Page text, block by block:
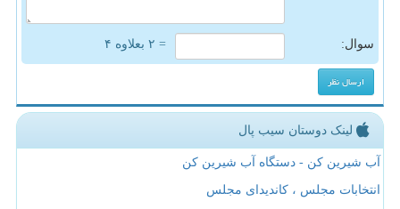
سوال: = ۲ بعلاوه ۴
لینک دوستان سیب پال
آب شیرین کن - دستگاه آب شیرین کن
انتخابات مجلس ، کاندیدای مجلس